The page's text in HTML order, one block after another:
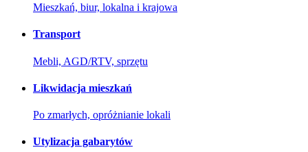
Mieszkań, biur, lokalna i krajowa
Transport
Mebli, AGD/RTV, sprzętu
Likwidacja mieszkań
Po zmarłych, opróżnianie lokali
Utylizacja gabarytów